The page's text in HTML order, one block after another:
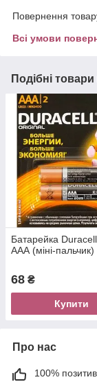
Повернення
Всі умови
Подібні товари
Батарейка
ААА (міні-
68 ₴
Купити
Про нас
100%